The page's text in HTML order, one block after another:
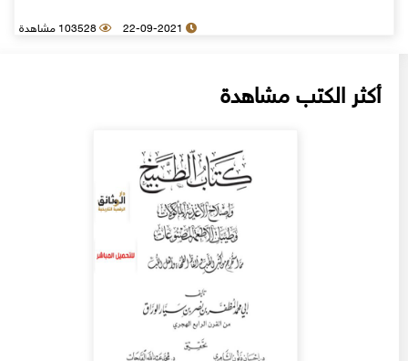
22-09-2021 103528 مشاهدة
أكثر الكتب مشاهدة